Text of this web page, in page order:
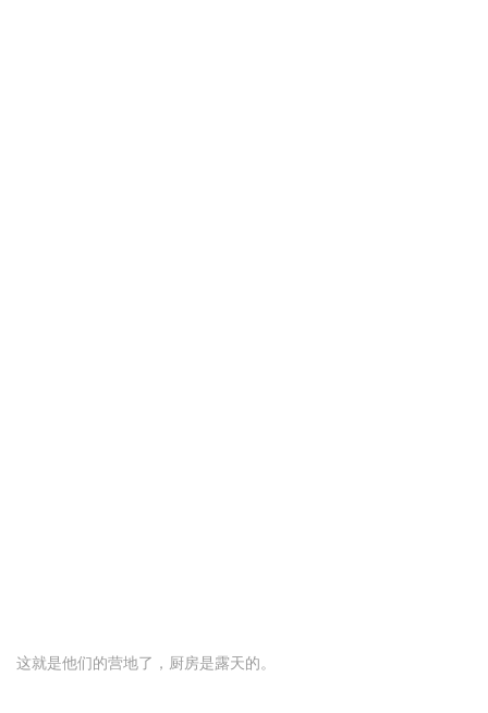
这就是他们的营地了，厨房是露天的。